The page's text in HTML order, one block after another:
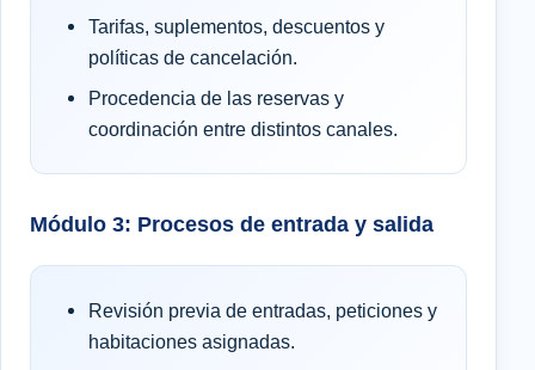
Tarifas, suplementos, descuentos y
políticas de cancelación.
Procedencia de las reservas y
coordinación entre distintos canales.
Módulo 3: Procesos de entrada y salida
Revisión previa de entradas, peticiones y
habitaciones asignadas.